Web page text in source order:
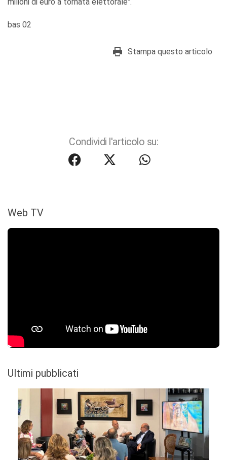
milioni di euro a tornata elettorale".
bas 02
Stampa questo articolo
Condividi l'articolo su:
Web TV
Ultimi pubblicati